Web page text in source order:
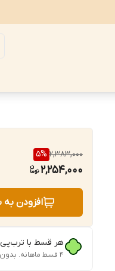
2,383,000
5%
2,254,000
افزودن
هر قسط با
۴ قسط ماهانه. بدون سود، چک و ضامن.